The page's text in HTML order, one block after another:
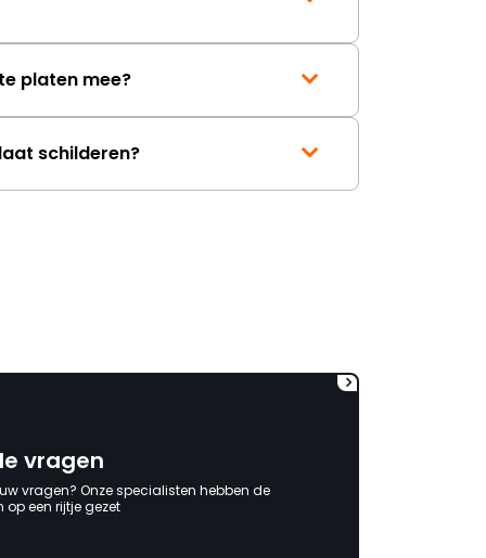
platen mee?
schilderen?
vragen
vragen? Onze specialisten hebben de
een rijtje gezet